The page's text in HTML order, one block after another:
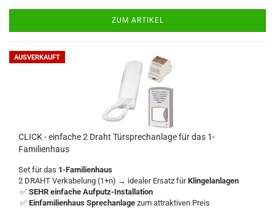
ZUM ARTIKEL
AUSVERKAUFT
CLICK - einfache 2 Draht Türsprechanlage für das 1-
Familienhaus
Set für das 1-Familienhaus
2 DRAHT Verkabelung (1+n) → idealer Ersatz fürKlingelanlagen
✅ SEHR einfache Aufputz-Installation
✅ Einfamilienhaus Sprechanlage zum attraktiven Preis